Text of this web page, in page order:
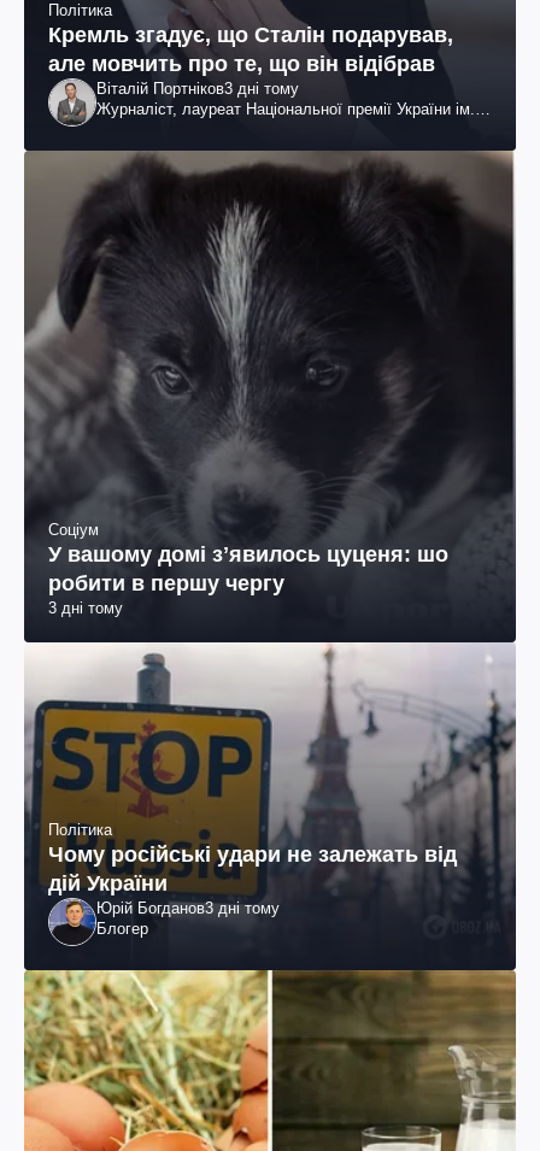
Політика
Кремль згадує, що Сталін подарував,
але мовчить про те, що він відібрав
Віталій Портніков3 дні тому
Журналіст, лауреат Національної премії України ім.
Соціум
У вашому домі зʼявилось цуценя: шо
робити в першу чергу
3 дні тому
Політика
Чому російські удари не залежать від
дій України
Юрій Богданов3 дні тому
Блогер